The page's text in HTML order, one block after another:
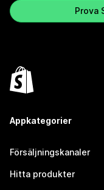
Prova
Appkategorier
Försäljningskanaler
Hitta produkter